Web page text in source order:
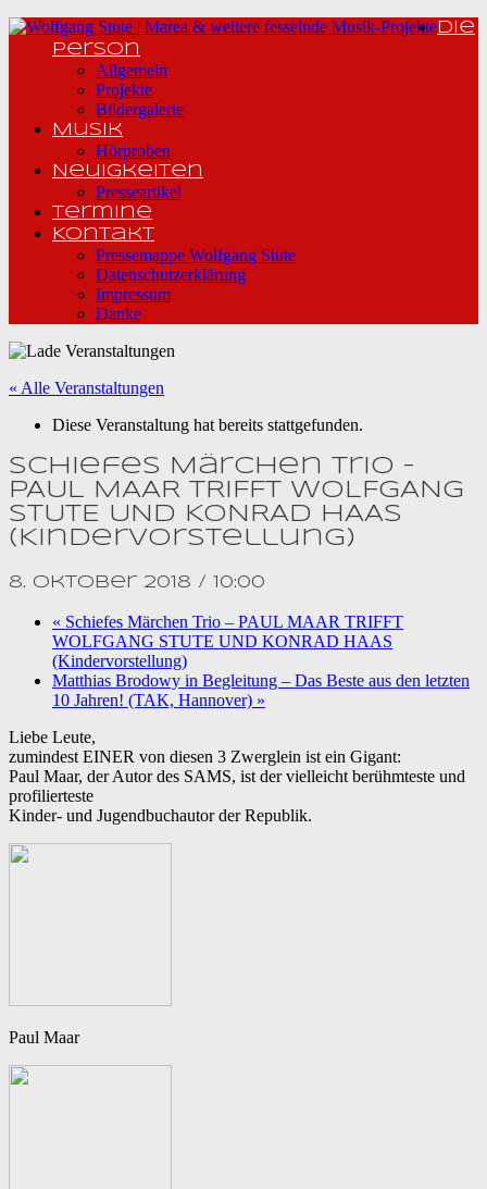
Die
Person
Allgemein
Projekte
Bildergalerie
Musik
Hörproben
Neuigkeiten
Presseartikel
Termine
Kontakt
Pressemappe Wolfgang Stute
Datenschutzerklärung
Impressum
Danke
« Alle Veranstaltungen
Diese Veranstaltung hat bereits stattgefunden.
Schiefes Märchen Trio –
PAUL MAAR TRIFFT WOLFGANG
STUTE UND KONRAD HAAS
(Kindervorstellung)
8. Oktober 2018 / 10:00
« Schiefes Märchen Trio – PAUL MAAR TRIFFT
WOLFGANG STUTE UND KONRAD HAAS
(Kindervorstellung)
Matthias Brodowy in Begleitung – Das Beste aus den letzten
10 Jahren! (TAK, Hannover) »
Liebe Leute,
zumindest EINER von diesen 3 Zwerglein ist ein Gigant:
Paul Maar, der Autor des SAMS, ist der vielleicht berühmteste und
profilierteste
Kinder- und Jugendbuchautor der Republik.
Paul Maar